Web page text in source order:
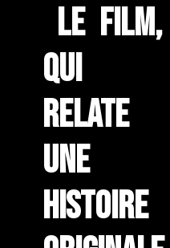
Le film,
qui
relate
une
histoire